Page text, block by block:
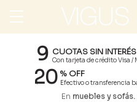
9 CUOTAS SIN INTERÉS
Con tarjeta de crédito Visa /
20 % OFF
Efectivo o transferencia
En muebles y sofás.